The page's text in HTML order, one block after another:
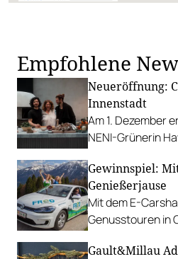
Empfohlene
Neueröffnung:
Innenstadt
Am 1. Dezember
NENI-Grünerin
Gerichte mit
serviert.
Gewinnspiel:
Genießerjause
Mit dem E-
Genusstouren in
Gault&Millau